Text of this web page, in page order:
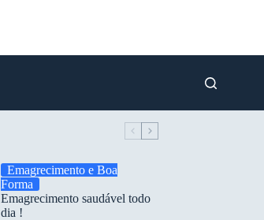
Emagrecimento e Boa
Forma
Emagrecimento saudável todo
dia !